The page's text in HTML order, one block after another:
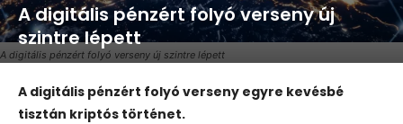
A digitális pénzért folyó verseny új szintre lépett
A digitális pénzért folyó verseny új
szintre lépett
A digitális pénzért folyó verseny egyre kevésbé
tisztán kriptós történet.